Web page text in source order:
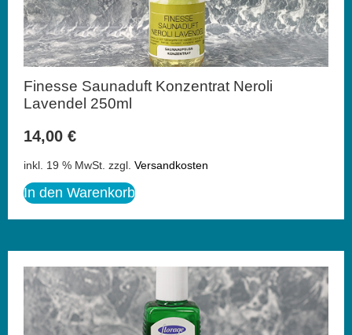
Finesse Saunaduft Konzentrat Neroli
Lavendel 250ml
14,00 €
inkl. 19 % MwSt. zzgl. Versandkosten
In den Warenkorb